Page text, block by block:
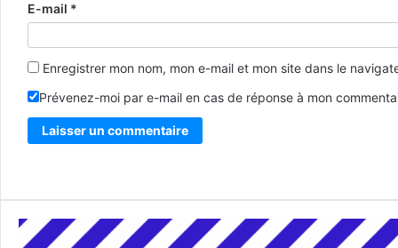
E-mail *
Enregistrer mon nom, mon e-mail et mon site dans le
Prévenez-moi par e-mail en cas de réponse à mon